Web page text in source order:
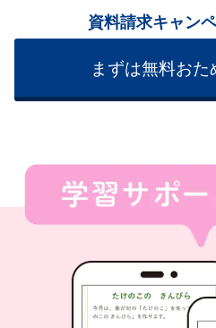
資料請求キャン
まずは無料おた